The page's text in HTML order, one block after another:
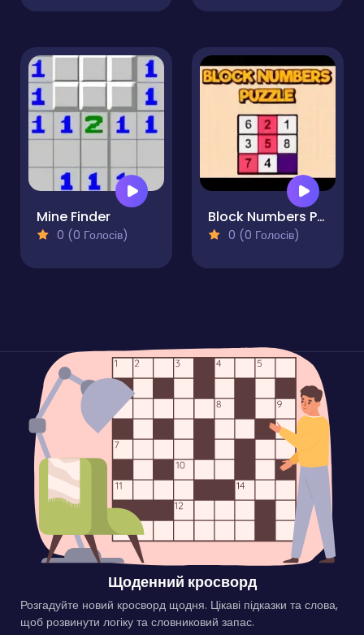
Mine Finder
0 (0 Голосів)
Block Numbers Puzzle
0 (0 Голосів)
Щоденний кросворд
Розгадуйте новий кросворд щодня. Цікаві підказки та слова,
щоб розвинути логіку та словниковий запас.